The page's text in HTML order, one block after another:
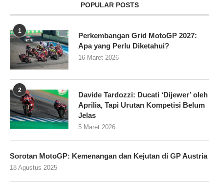
POPULAR POSTS
1
Perkembangan Grid MotoGP 2027:
Apa yang Perlu Diketahui?
16 Maret 2026
2
Davide Tardozzi: Ducati ‘Dijewer’ oleh
Aprilia, Tapi Urutan Kompetisi Belum
Jelas
5 Maret 2026
Sorotan MotoGP: Kemenangan dan Kejutan di GP Austria
18 Agustus 2025